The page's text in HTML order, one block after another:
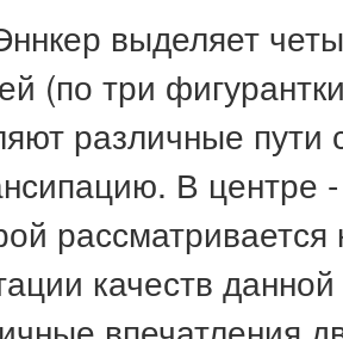
выделяет
(по три
различные
В центре
качеств